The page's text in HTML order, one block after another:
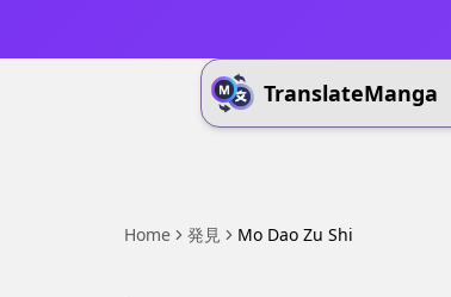
TranslateManga
Home 発見 Mo Dao Zu Shi